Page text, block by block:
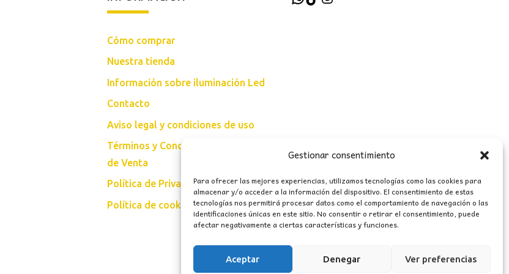
Gestionar consentimiento
Para ofrecer las mejores experiencias, utilizamos tecnologías como las cookies para
almacenar y/o acceder a la información del dispositivo. El consentimiento de estas
tecnologías nos permitirá procesar datos como el comportamiento de navegación o las
identificaciones únicas en este sitio. No consentir o retirar el consentimiento, puede
afectar negativamente a ciertas características y funciones.
Aceptar Denegar Ver preferencias
Cómo comprar
Nuestra tienda
Información sobre iluminación Led
Contacto
Aviso legal y condiciones de uso
Términos y Condiciones Generales
de Venta
Política de Privacidad
Política de cookies (UE)